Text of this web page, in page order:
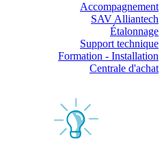
Accompagnement
SAV Alliantech
Étalonnage
Support technique
Formation - Installation
Centrale d'achat